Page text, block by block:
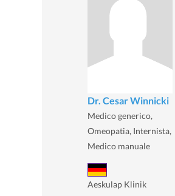
Dr. Cesar Winnicki
Medico generico,
Omeopatia, Internista,
Medico manuale
Aeskulap Klinik